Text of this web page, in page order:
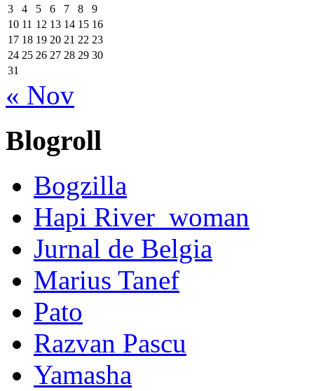
3
4 5 6 7 8
9
10 11 12 13 14 15 16
17 18 19 20 21 22 23
24 25 26 27 28 29 30
31
« Nov
Blogroll
Bogzilla
Hapi River_woman
Jurnal de Belgia
Marius Tanef
Pato
Razvan Pascu
Yamasha